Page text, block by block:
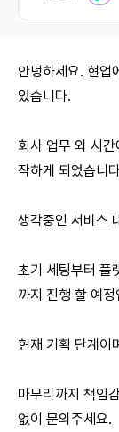
안녕하세요. 현업
있습니다.
회사 업무 외 시
작하게 되었습니
생각중인 서비스
초기 세팅부터 플
까지 진행 할 예정
현재 기획 단계이
마무리까지 책임
없이 문의주세요.